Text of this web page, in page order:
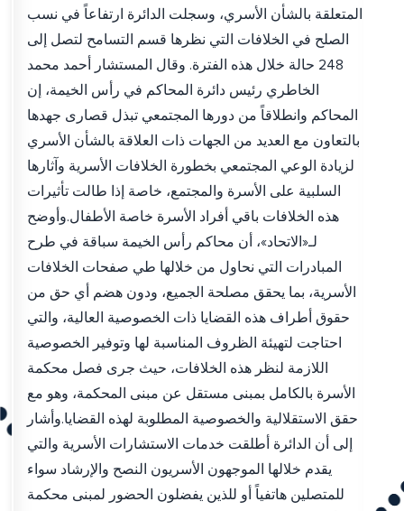
المتعلقة بالشأن الأسري، وسجلت الدائرة ارتفاعاً في نسب
الصلح في الخلافات التي نظرها قسم التسامح لتصل إلى
248 حالة خلال هذه الفترة. وقال المستشار أحمد محمد
الخاطري رئيس دائرة المحاكم في رأس الخيمة، إن
المحاكم وانطلاقاً من دورها المجتمعي تبذل قصارى جهدها
بالتعاون مع العديد من الجهات ذات العلاقة بالشأن الأسري
لزيادة الوعي المجتمعي بخطورة الخلافات الأسرية وآثارها
السلبية على الأسرة والمجتمع، خاصة إذا طالت تأثيرات
هذه الخلافات باقي أفراد الأسرة خاصة الأطفال.وأوضح
لـ«الاتحاد»، أن محاكم رأس الخيمة سباقة في طرح
المبادرات التي نحاول من خلالها طي صفحات الخلافات
الأسرية، بما يحقق مصلحة الجميع، ودون هضم أي حق من
حقوق أطراف هذه القضايا ذات الخصوصية العالية، والتي
احتاجت لتهيئة الظروف المناسبة لها وتوفير الخصوصية
اللازمة لنظر هذه الخلافات، حيث جرى فصل محكمة
الأسرة بالكامل بمبنى مستقل عن مبنى المحكمة، وهو مع
حقق الاستقلالية والخصوصية المطلوبة لهذه القضايا.وأشار
إلى أن الدائرة أطلقت خدمات الاستشارات الأسرية والتي
يقدم خلالها الموجهون الأسريون النصح والإرشاد سواء
للمتصلين هاتفياً أو للذين يفضلون الحضور لمبنى محكمة